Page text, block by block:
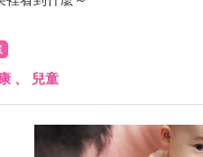
、 兒童